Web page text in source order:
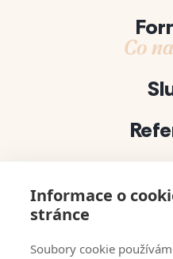
Informace o
stránce
Soubory cookie
Co